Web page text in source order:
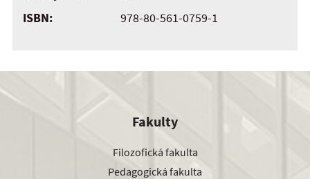
ISBN:
978-80-561-0759-1
Fakulty
Filozofická fakulta
Pedagogická fakulta